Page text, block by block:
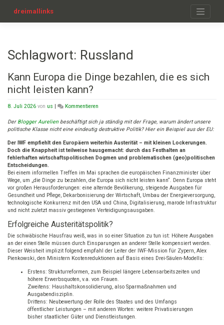
dreimallinks
Schlagwort: Russland
Kann Europa die Dinge bezahlen, die es sich
nicht leisten kann?
8. Juli 2026 von us Kommentieren
Europa
die
bezahlen,
die
es
nicht
leisten
kann?
Der Blogger Aurelien beschäftigt sich ja ständig mit der Frage, warum ändert unsere
politische Klasse nicht eine eindeutig destruktive Politik? Hier ein Beispiel aus der EU:
Der IWF empfiehlt den Europäern weiterhin Austerität – mit kleinen Lockerungen.
Doch die Knappheit ist teilweise hausgemacht: durch das Festhalten an
fehlerhaften wirtschaftspolitischen Dogmen und problematischen (geo)politischen
Entscheidungen.
Bei einem informellen Treffen im Mai sprachen die europäischen Finanzminister über
Wege, um „die Dinge zu bezahlen, die Europa sich nicht leisten kann“. Denn Europa steht
vor großen Herausforderungen: eine alternde Bevölkerung, steigende Ausgaben für
Gesundheit und Pflege, Dekarbonisierung der Wirtschaft, Umbau der Energieversorgung,
technologische Konkurrenz mit den USA und China, Digitalisierung, marode Infrastruktur
und nicht zuletzt massiv gestiegenen Verteidigungsausgaben.
Erfolgreiche Austeritätspolitik?
Die schwäbische Hausfrau weiß, was in so einer Situation zu tun ist: Höhere Ausgaben
an der einen Stelle müssen durch Einsparungen an anderer Stelle kompensiert werden.
Dieser Weisheit implizit folgend empfahl der Leiter der IWF-Mission für Zypern, Alex
Pienkowski, den Ministern Kostenreduktionen auf Basis eines Drei-Säulen-Modells:
Erstens: Strukturreformen, zum Beispiel längere Lebensarbeitszeiten und
höhere Erwerbsquoten, v.a. von Frauen.
Zweitens: Haushaltskonsolidierung, also Sparmaßnahmen und
Ausgabendisziplin.
Drittens: Neubewertung der Rolle des Staates und des Umfangs
öffentlicher Leistungen – mit anderen Worten: weitere Privatisierungen
bisher staatlicher Güter und Dienstleistungen.